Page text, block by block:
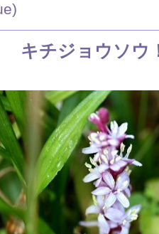
キチジョウソウ